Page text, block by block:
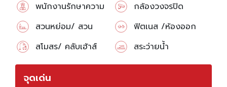
พนักงานรักษาความ
ปลอดภัย
กล้องวงจรปิด
สวนหย่อม/ สวน
สาธารณะ
ฟิตเนส /ห้องออก
กำลังกาย
สโมสร/ คลับเฮ้าส์ สระว่ายน้ำ
จุดเด่น